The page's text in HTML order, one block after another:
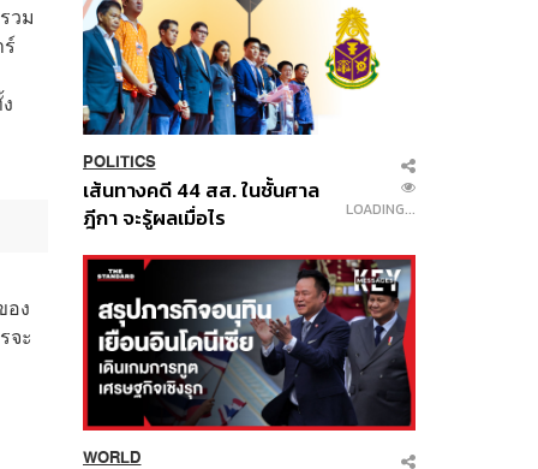
วม
อง
จะ
POLITICS
เส้นทางคดี 44 สส. ในชั้นศาล
ฎีกา จะรู้ผลเมื่อไร
LOADING...
WORLD